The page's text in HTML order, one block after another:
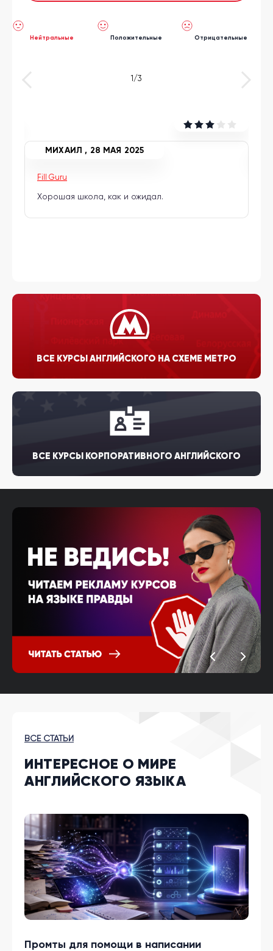
Нейтральные Положительные Отрицательные
1 /3
Previous
Fill Guru
МИХАИЛ , 28 МАЯ 2025
Хорошая школа, как и ожидал.
Next
ВСЕ КУРСЫ АНГЛИЙСКОГО НА СХЕМЕ МЕТРО
ВСЕ КУРСЫ КОРПОРАТИВНОГО АНГЛИЙСКОГО
ВСЕ СТАТЬИ
ИНТЕРЕСНОЕ О МИРЕ
АНГЛИЙСКОГО ЯЗЫКА
Промты для помощи в написании